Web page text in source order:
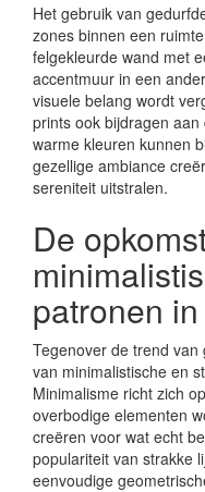
Het gebruik van
zones binnen een
felgekleurde wand met
accentmuur in een
visuele belang wordt
prints ook bijdragen
warme kleuren kunnen
gezellige ambiance
sereniteit uitstralen.
De
patronen
Tegenover de trend
van minimalistische en
Minimalisme richt zich
overbodige elementen
creëren voor wat echt
populariteit van strakke
eenvoudige